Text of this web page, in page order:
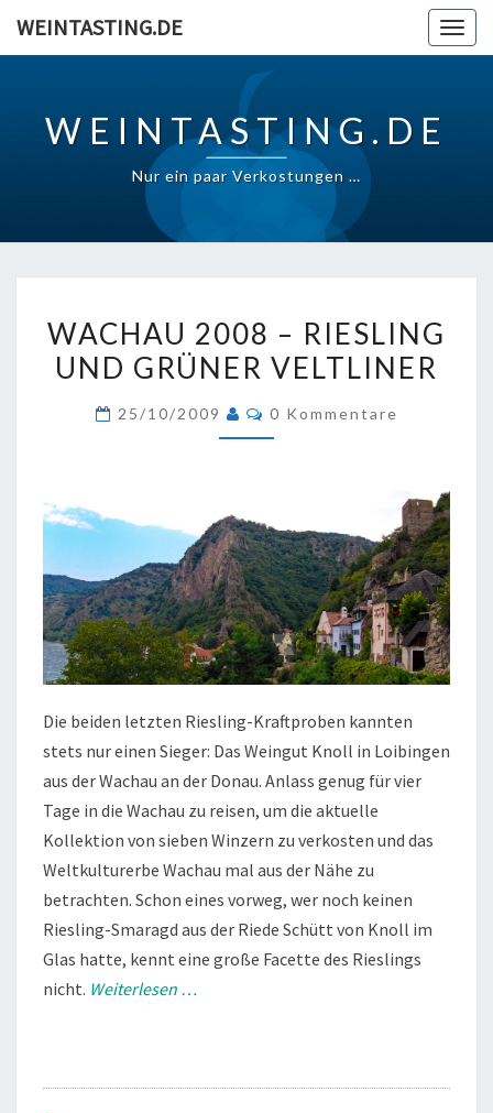
WEINTASTING.DE
WEINTASTING.DE
Nur ein paar Verkostungen …
2008
–
UND
WACHAU 2008 – RIESLING
UND GRÜNER VELTLINER
25/10/2009 Kommentare
0 Kommentare
Die beiden letzten Riesling-Kraftproben kannten
stets nur einen Sieger: Das Weingut Knoll in Loibingen
aus der Wachau an der Donau. Anlass genug für vier
Tage in die Wachau zu reisen, um die aktuelle
Kollektion von sieben Winzern zu verkosten und das
Weltkulturerbe Wachau mal aus der Nähe zu
betrachten. Schon eines vorweg, wer noch keinen
Riesling-Smaragd aus der Riede Schütt von Knoll im
Glas hatte, kennt eine große Facette des Rieslings
nicht. Weiterlesen …